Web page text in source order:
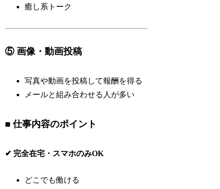
癒し系トーク
⑤ 画像・動画投稿
写真や動画を投稿して報酬を得る
メールと組み合わせる人が多い
■ 仕事内容のポイント
✔ 完全在宅・スマホのみOK
どこでも働ける